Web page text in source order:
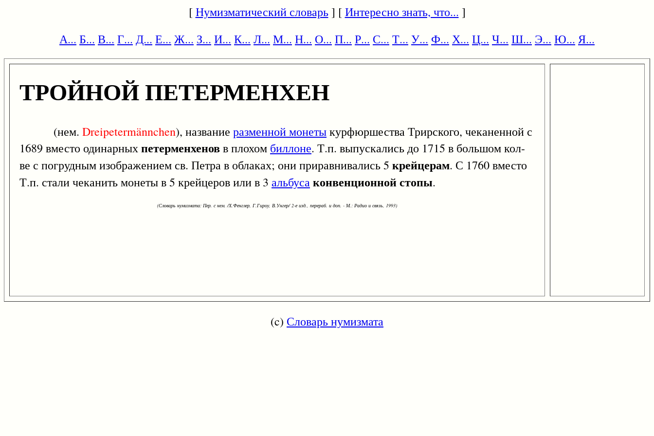
[Нумизматический словарь] [Интересно знать, что... ]
А... Б... В... Г... Д... Е... Ж... З... И... К... Л... М... Н... О... П... Р... С... Т... У... Ф... Х... Ц... Ч... Ш... Э... Ю... Я...
ТРОЙНОЙ ПЕТЕРМЕНХЕН
(нем. Dreipetermännchen), название разменной монетыкурфюршества Трирского, чеканенной с
1689 вместо одинарныхпетерменхеновв плохом биллоне. Т.п. выпускались до 1715 в большом кол-
ве с погрудным изображением св. Петра в облаках; они приравнивались 5 крейцерам. С 1760 вместо
Т.п. стали чеканить монеты в 5 крейцеров или в 3 альбусаконвенционной стопы.
(Словарь нумизмата: Пер. с нем. /Х.Фенглер, Г.Гироу, В.Унгер/ 2-е изд., перераб. и доп. - М.: Радио и связь, 1993)
(c) Словарь нумизмата